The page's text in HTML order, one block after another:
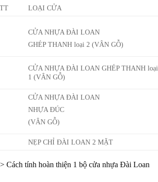
LOẠI CỬA
CỬA NHỰA ĐÀI LOAN
GHÉP THANH loại 2 (VÂN GỖ)
CỬA NHỰA ĐÀI LOANGHÉP THANH loại
1 (VÂN GỖ)
CỬA NHỰA ĐÀI LOAN
NHỰA ĐÚC
(VÂN GỖ)
NẸP CHỈ ĐÀI LOAN 2 MẶT
Cách tính hoàn thiện 1 bộ cửa nhựa Đài Loan